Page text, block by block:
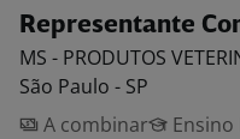
Representante
MS - PRODUTOS
São Paulo - SP
A combinar
Ensino